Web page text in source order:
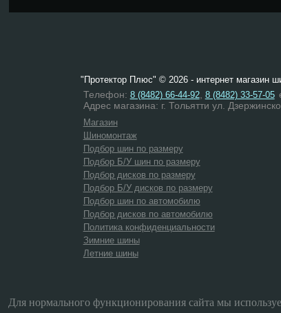
"Протектор Плюс" © 2026 - интернет магазин
Телефон: 8 (8482) 66-44-92, 8 (8482) 33-57-05
Адрес магазина: г. Тольятти ул.
Магазин
Шиномонтаж
Подбор шин по размеру
Подбор Б/У шин по размеру
Подбор дисков по размеру
Подбор Б/У дисков по размеру
Подбор шин по автомобилю
Подбор дисков по автомобилю
Политика конфиденциальности
Зимние шины
Летние шины
Для нормального функционирования сайта мы